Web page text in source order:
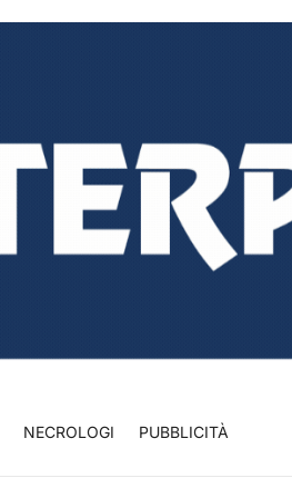
NECROLOGI PUBBLICITÀ